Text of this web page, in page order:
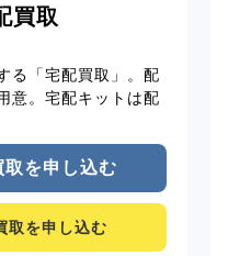
買取
る「宅配買取」。配
意。宅配キットは配
を申し込む
取を申し込む